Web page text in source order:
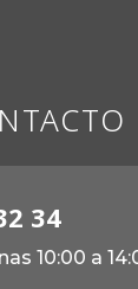
34
10:00 a